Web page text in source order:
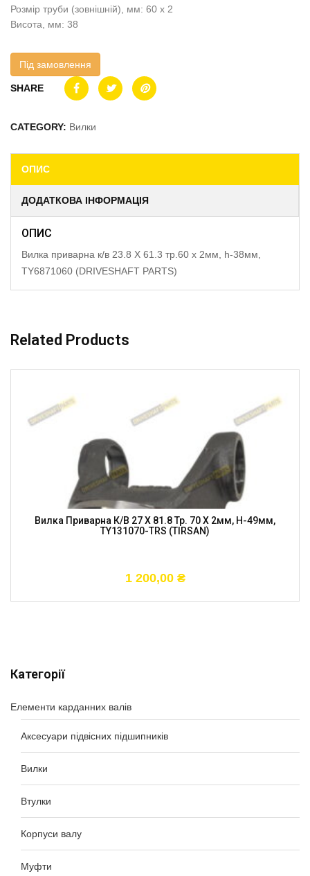
Категорії
Елементи карданних валів
Аксесуари підвісних підшипників
Вилки
Втулки
Корпуси валу
Муфти
Розмір труби (зовнішній), мм: 60 x 2
Висота, мм: 38
Під замовлення
SHARE
CATEGORY: Вилки
ОПИС
ДОДАТКОВА ІНФОРМАЦІЯ
ОПИС
Вилка приварна к/в 23.8 X 61.3 тр.60 x 2мм, h-38мм,
TY6871060 (DRIVESHAFT PARTS)
Related Products
Вилка Приварна К/в 27 X 81.8 Тр. 70 X 2мм, H-49мм,
TY131070-TRS (TIRSAN)
1 200,00 ₴